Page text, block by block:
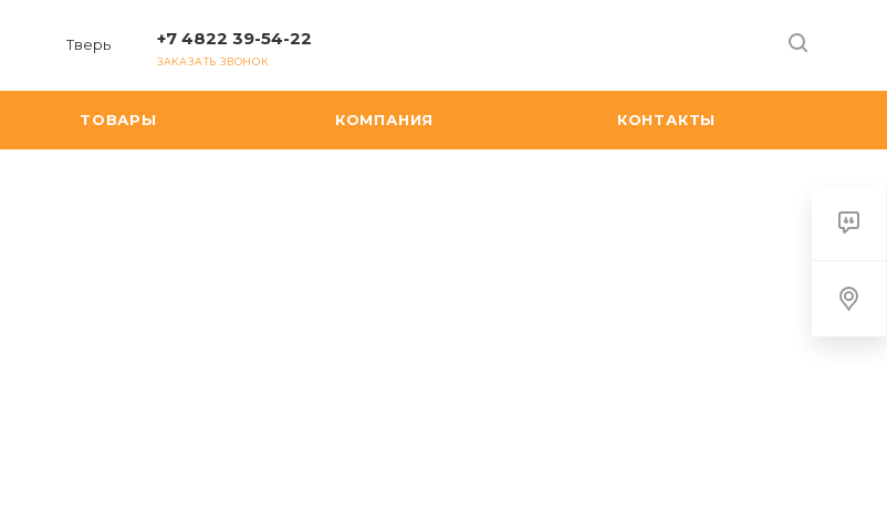
Тверь +7 4822 39-54-22
ЗАКАЗАТЬ ЗВОНОК
ТОВАРЫ КОМПАНИЯ КОНТАКТЫ